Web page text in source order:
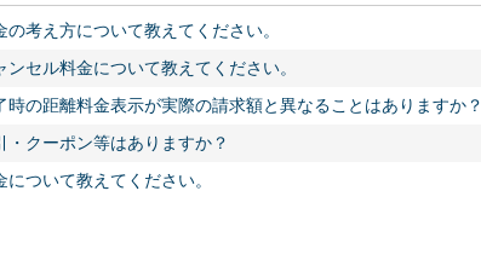
の考え方について教えてください。
ンセル料金について教えてください。
時の距離料金表示が実際の請求額と異なることはありますか？
・クーポン等はありますか？
ついて教えてください。